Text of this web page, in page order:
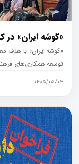
«گوشه ایران» در
«گوشه ایران» با هدف
توسعه همکاری‌های
۱۴۰۵/۰۵/۰۳